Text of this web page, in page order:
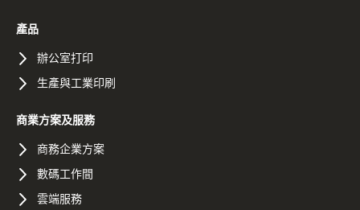
產品
辦公室打印
生產與工業印刷
商業方案及服務
商務企業方案
數碼工作間
雲端服務